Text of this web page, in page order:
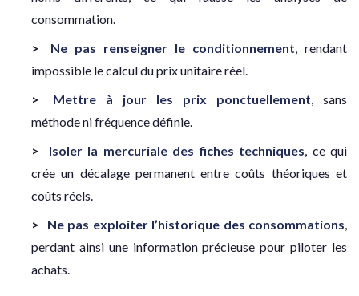
consommation.
Ne pas renseigner le conditionnement, rendant
impossible le calcul du prix unitaire réel.
Mettre à jour les prix ponctuellement, sans
méthode ni fréquence définie.
Isoler la mercuriale des fiches techniques, ce qui
crée un décalage permanent entre coûts théoriques et
coûts réels.
Ne pas exploiter l’historique des consommations,
perdant ainsi une information précieuse pour piloter les
achats.